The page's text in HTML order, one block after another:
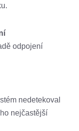
odpojení
nedetekoval
nejčastější